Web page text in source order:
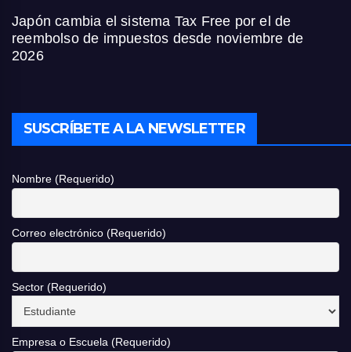
Japón cambia el sistema Tax Free por el de
reembolso de impuestos desde noviembre de
2026
SUSCRÍBETE A LA NEWSLETTER
Nombre (Requerido)
Correo electrónico (Requerido)
Sector (Requerido)
Empresa o Escuela (Requerido)